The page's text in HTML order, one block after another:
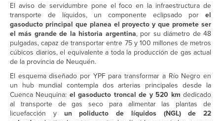
El aviso de servidumbre pone el foco en la infraestructura de
transporte de líquidos, un componente eclipsado por el
gasoducto principal que planea el proyecto y que promete ser
el más grande de la historia argentina, por su diámetro de 48
pulgadas, capaz de transportar entre 75 y 100 millones de metros
cúbicos diarios, el equivalente a toda la producción de gas actual
de la provincia de Neuquén.
El esquema diseñado por YPF para transformar a Río Negro en
un hub mundial contempla dos arterias principales desde la
Cuenca Neuquina: el gasoducto troncal de y 520 km dedicado
al transporte de gas seco para alimentar las plantas de
licuefacción y un poliducto de líquidos (NGL) de 22